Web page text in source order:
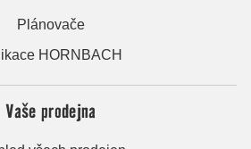
Plánovače
HORNBACH
Vaše prodejna